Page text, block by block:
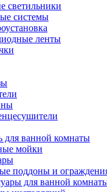
светильники
системы
ленты
для ванной комнаты
мойки
поддоны и
для ванной